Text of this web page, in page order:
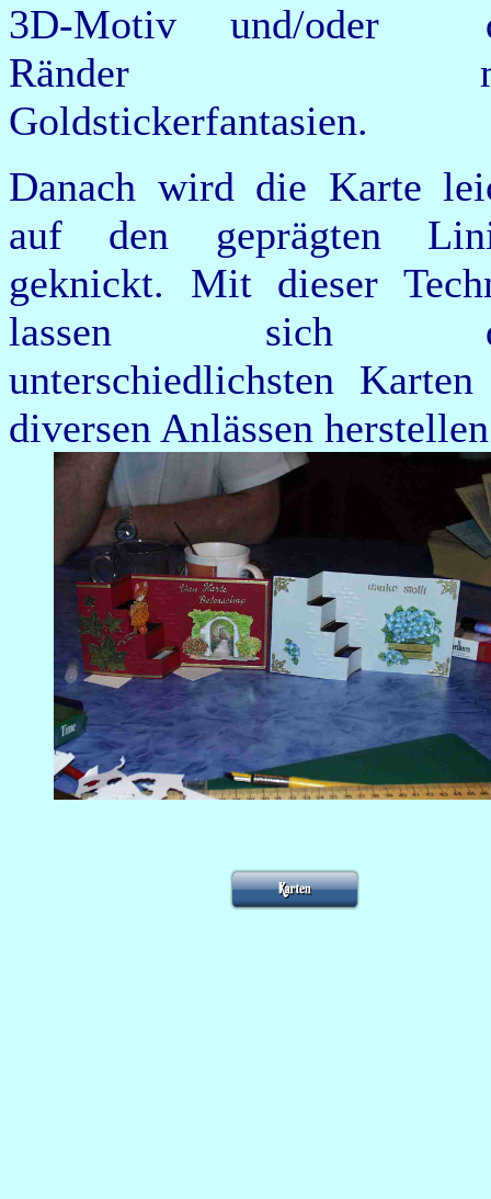
3D-Motiv und/oder
Ränder
Goldstickerfantasien.
Danach wird die Karte
auf den geprägten
geknickt. Mit dieser
lassen sich
unterschiedlichsten
diversen Anlässen